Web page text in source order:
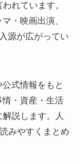
れています。
・映画出演、
源が広がってい
式情報をもと
・資産・生活
説します。人
みやすくまとめ